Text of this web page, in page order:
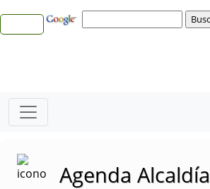
Agenda Alcaldía